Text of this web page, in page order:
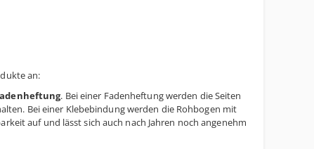
an:
. Bei einer Fadenheftung werden die Seiten
Bei einer Klebebindung werden die Rohbogen mit
auf und lässt sich auch nach Jahren noch angenehm